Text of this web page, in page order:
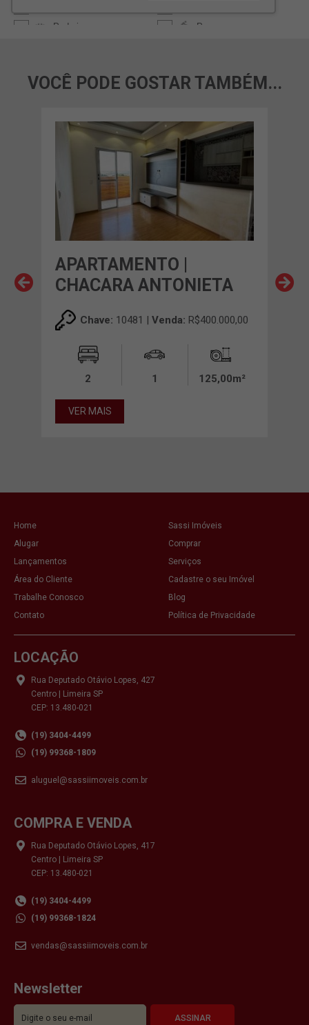
VOCÊ PODE GOSTAR TAMBÉM...
APARTAMENTO |
CHACARA ANTONIETA
Chave: 10481 | Venda: R$400.000,00
2 1 125,00m²
VER MAIS
Home
Sassi Imóveis
Alugar
Comprar
Lançamentos
Serviços
Área do Cliente
Cadastre o seu Imóvel
Trabalhe Conosco
Blog
Contato
Política de Privacidade
LOCAÇÃO
Rua Deputado Otávio Lopes, 427
Centro | Limeira SP
CEP: 13.480-021
(19) 3404-4499
(19) 99368-1809
aluguel@sassiimoveis.com.br
COMPRA E VENDA
Rua Deputado Otávio Lopes, 417
Centro | Limeira SP
CEP: 13.480-021
(19) 3404-4499
(19) 99368-1824
vendas@sassiimoveis.com.br
Newsletter